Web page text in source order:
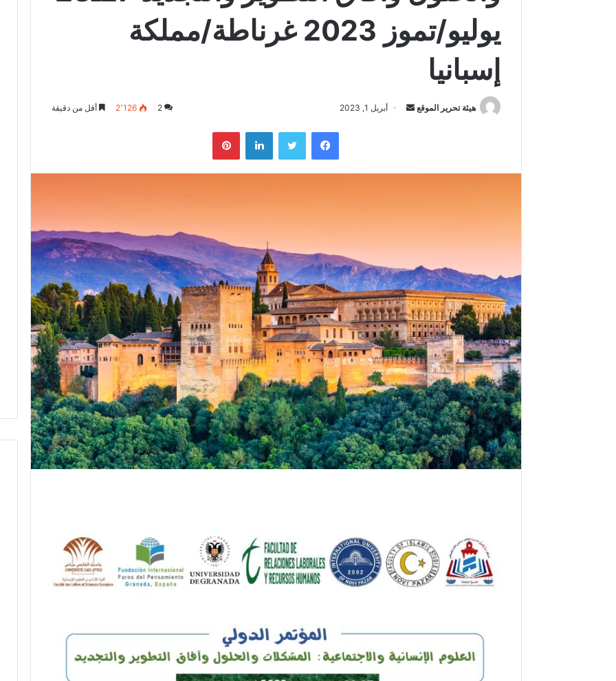
يوليو/تموز 2023 غرناطة/مملكة
إسبانيا
هيئة تحرير الموقع
ب
ل
ك
ت
ر
و
ن
ي
ا
أبريل 1, 2023 2 2٬126 أقل من دقيقة
فيسبوك تويتر لينكدإن بينتيريست